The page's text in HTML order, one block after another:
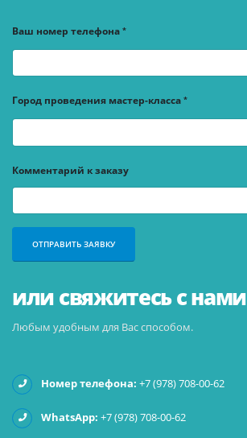
Ваш номер телефона
Город проведения мастер-класса
Комментарий к заказу
или свяжитесь с нами
Любым удобным для Вас способом.
Номер телефона: +7 (978) 708-00-62
WhatsApp: +7 (978) 708-00-62